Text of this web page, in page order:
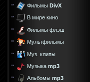
Фильмы DivX
В мире кино
Фильмы флэш
Мультфильмы
Муз. клипы
Музыка mp3
Альбомы mp3